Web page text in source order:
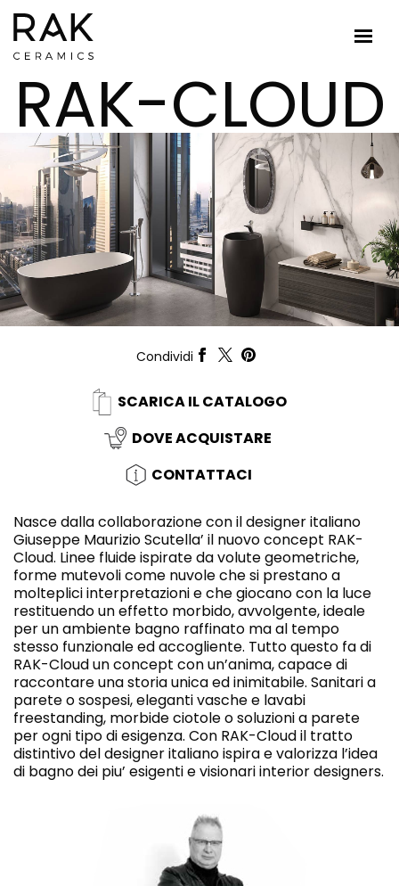
RAK-CLOUD
Condividi
SCARICA IL CATALOGO
DOVE ACQUISTARE
CONTATTACI
Nasce dalla collaborazione con il designer italiano
Giuseppe Maurizio Scutella’ il nuovo concept RAK-
Cloud. Linee fluide ispirate da volute geometriche,
forme mutevoli come nuvole che si prestano a
molteplici interpretazioni e che giocano con la luce
restituendo un effetto morbido, avvolgente, ideale
per un ambiente bagno raffinato ma al tempo
stesso funzionale ed accogliente. Tutto questo fa di
RAK-Cloud un concept con un’anima, capace di
raccontare una storia unica ed inimitabile. Sanitari a
parete o sospesi, eleganti vasche e lavabi
freestanding, morbide ciotole o soluzioni a parete
per ogni tipo di esigenza. Con RAK-Cloud il tratto
distintivo del designer italiano ispira e valorizza l’idea
di bagno dei piu’ esigenti e visionari interior designers.